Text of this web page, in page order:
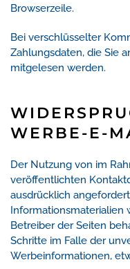
Browserzeile.
Bei verschlüsselter
Zahlungsdaten, die Sie
mitgelesen werden.
WERBE-E-
Der Nutzung von im
veröffentlichten
ausdrücklich
Informationsmaterialien
Betreiber der Seiten
Schritte im Falle der
Werbeinformationen,